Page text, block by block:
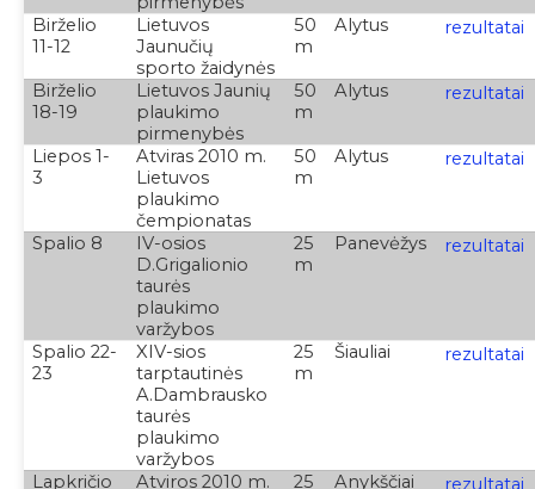
Birželio
11-12
Lietuvos
Jaunučių
sporto žaidynės
50
m
Alytus rezultatai
Birželio
18-19
Lietuvos Jaunių
plaukimo
pirmenybės
50
m
Alytus rezultatai
Liepos 1-
3
Atviras 2010 m.
Lietuvos
plaukimo
čempionatas
50
m
Alytus rezultatai
Spalio 8
IV-osios
D.Grigalionio
taurės
plaukimo
varžybos
25
m
Panevėžys rezultatai
Spalio 22-
23
XIV-sios
tarptautinės
A.Dambrausko
taurės
plaukimo
varžybos
25
m
Šiauliai rezultatai
Lapkričio
Atviros 2010 m.
25
Anykščiai rezultatai